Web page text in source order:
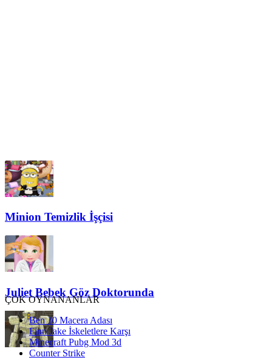
Minion Temizlik İşçisi
Juliet Bebek Göz Doktorunda
ÇOK OYNANANLAR
Ben 10 Macera Adası
Finn Jake İskeletlere Karşı
Minecraft Pubg Mod 3d
Counter Strike